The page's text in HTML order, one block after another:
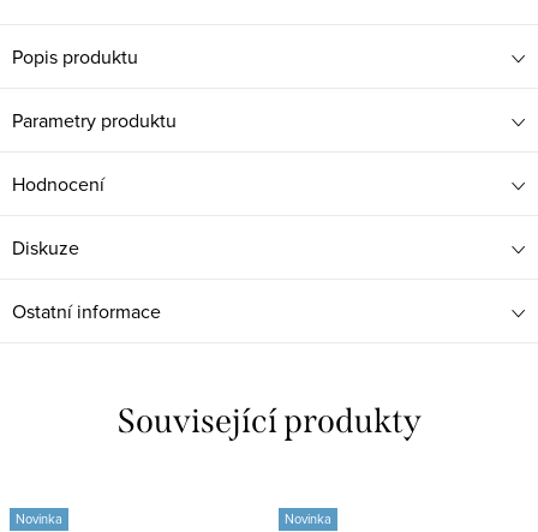
Popis produktu
Parametry produktu
Hodnocení
Diskuze
Ostatní informace
Související produkty
Novinka
Novinka